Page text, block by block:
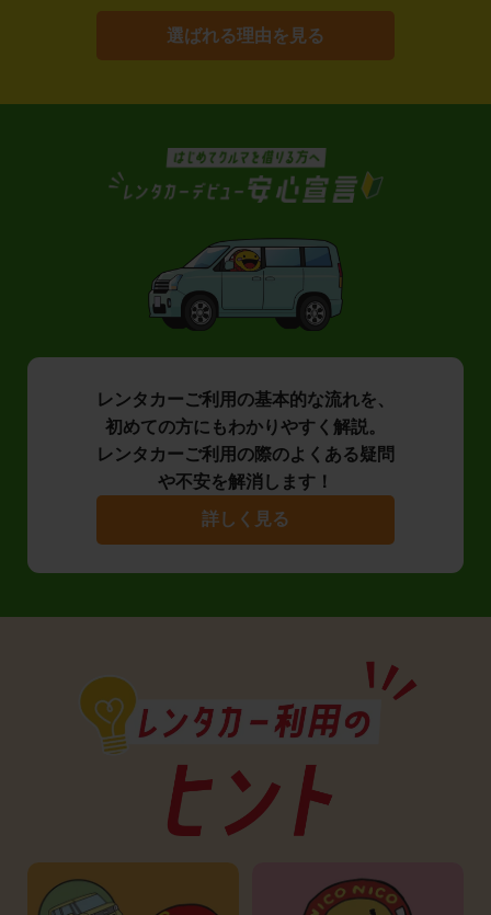
選ばれる理由を見る
レンタカーご利用の基本的な流れを、
初めての方にもわかりやすく解説。
レンタカーご利用の際のよくある疑問
や不安を解消します！
詳しく見る